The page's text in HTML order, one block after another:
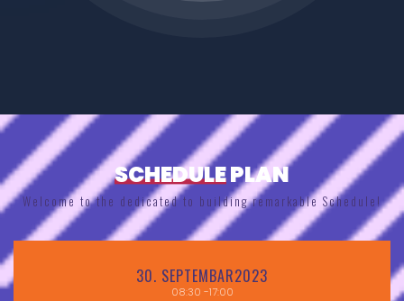
SCHEDULEPLAN
Welcome to the dedicated to building remarkable Schedule!
30. SEPTEMBAR2023
08:30 -17:00